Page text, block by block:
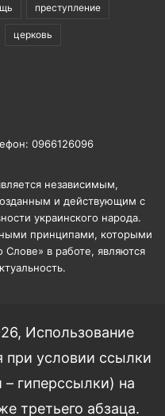
преступление
церковь
0966126096
независимым,
и действующим с
украинского народа.
принципами, которыми
Слове» в работе, являются
Использование
при условии ссылки
– гиперссылки) на
третьего абзаца.